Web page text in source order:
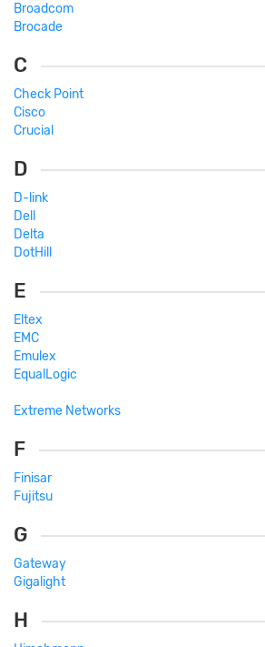
Broadcom
Brocade
C
Check Point
Cisco
Crucial
D
D-link
Dell
Delta
DotHill
E
Eltex
EMC
Emulex
EqualLogic
Extreme Networks
F
Finisar
Fujitsu
G
Gateway
Gigalight
H